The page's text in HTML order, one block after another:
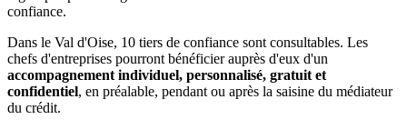
confiance.
Dans le Val d'Oise, 10 tiers de confiance sont consultables. Les
chefs d'entreprises pourront bénéficier auprès d'eux d'un
accompagnement individuel, personnalisé, gratuit et
confidentiel, en préalable, pendant ou après la saisine du médiateur
du crédit.